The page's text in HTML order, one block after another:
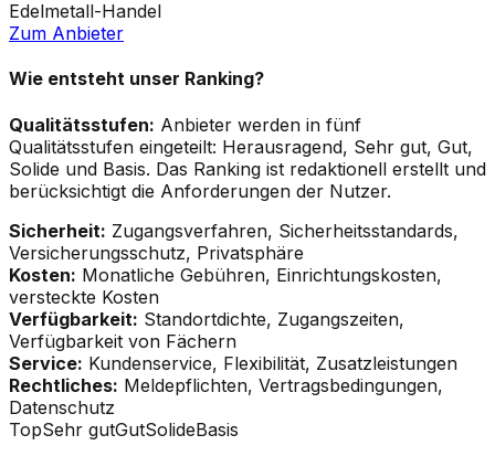
Edelmetall-Handel
Zum Anbieter
Wie entsteht unser Ranking?
Qualitätsstufen: Anbieter werden in fünf
Qualitätsstufen eingeteilt: Herausragend, Sehr gut, Gut,
Solide und Basis. Das Ranking ist redaktionell erstellt und
berücksichtigt die Anforderungen der Nutzer.
Sicherheit: Zugangsverfahren, Sicherheitsstandards,
Versicherungsschutz, Privatsphäre
Kosten: Monatliche Gebühren, Einrichtungskosten,
versteckte Kosten
Verfügbarkeit: Standortdichte, Zugangszeiten,
Verfügbarkeit von Fächern
Service: Kundenservice, Flexibilität, Zusatzleistungen
Rechtliches: Meldepflichten, Vertragsbedingungen,
Datenschutz
TopSehr gutGutSolideBasis